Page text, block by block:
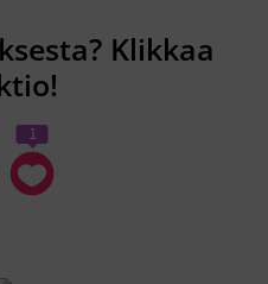
Klikkaa
1